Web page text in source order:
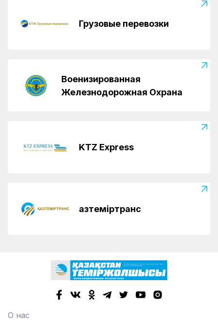
Грузовые перевозки
Военизированная
Железнодорожная Охрана
KTZ Express
Қазтеміртранс
О нас